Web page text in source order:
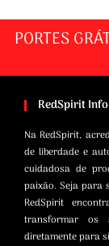
PORTES
RedSpirit Info
Na RedSpirit,
de liberdade e
cuidadosa de
paixão. Seja para
RedSpirit
transformar os
diretamente para